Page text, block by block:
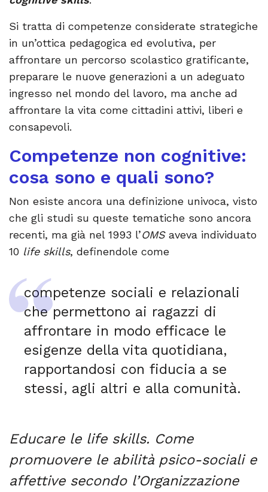
Si tratta di competenze considerate strategiche
in un’ottica pedagogica ed evolutiva, per
affrontare un percorso scolastico gratificante,
preparare le nuove generazioni a un adeguato
ingresso nel mondo del lavoro, ma anche ad
affrontare la vita come cittadini attivi, liberi e
consapevoli.
Competenze non cognitive:
cosa sono e quali sono?
Non esiste ancora una definizione univoca, visto
che gli studi su queste tematiche sono ancora
recenti, ma già nel 1993 l’OMSaveva individuato
10 life skills, definendole come
competenze sociali e relazionali
che permettono ai ragazzi di
affrontare in modo efficace le
esigenze della vita quotidiana,
rapportandosi con fiducia a se
stessi, agli altri e alla comunità.
Educare le life skills. Come
promuovere le abilità psico-sociali e
affettive secondo l’Organizzazione